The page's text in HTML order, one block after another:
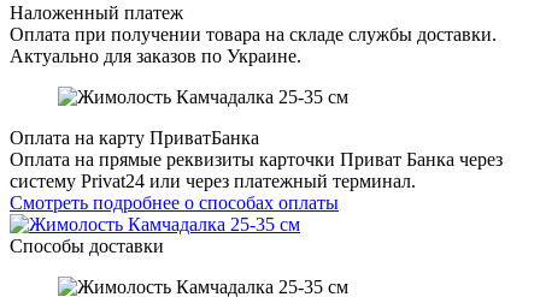
Наложенный платеж
Оплата при получении товара на складе службы доставки.
Актуально для заказов по Украине.
Оплата на карту ПриватБанка
Оплата на прямые реквизиты карточки Приват Банка через
систему Privat24 или через платежный терминал.
Смотреть подробнее о способах оплаты
Способы доставки